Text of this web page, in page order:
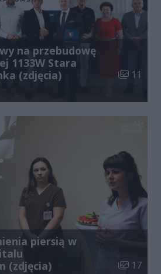
na przebudowę
1133W Stara
(zdjęcia)
Liczba
11
piersią w
(zdjęcia)
Liczba
17